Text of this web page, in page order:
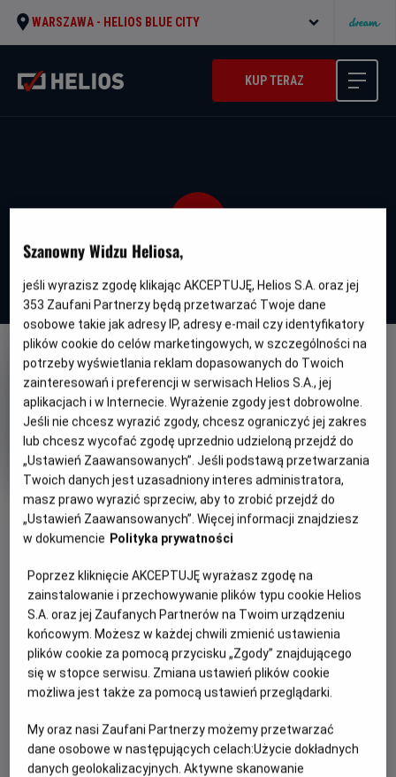
WARSZAWA - HELIOS BLUE CITY
KUP TERAZ
OBSERWUJ
Moja mama gorylica
Gatunek
Animowany
Minimalny
wiek
Od 7 lat
Czas
trwania
76 min
Kraj
i
rok
produkcji
Dania, Norwegia, Szwecja (2020)
PREMIERA
11 lutego 2022
REŻYSERIA
Linda Hamback
SCENARIUSZ
Jan Vierth
OBSADA
Rebecca Gerstmann, Pernilla August, Melinda Kinnaman
WIĘCEJ SZCZEGÓŁÓW
OPIS FILMU
Pewnego dnia przed domem dziecka Czysty Kąt, na
starannie zagrabionej żwirowej alejce, hamuje z piskiem
opon rozklekotane volvo. Wysiada z niego... gorylica!
Przyjechała, by adoptować jedną z sierot. Niemal od razu
wie, które to będzie dziecko. Biedna Jonna! Tak marzyła,
żeby jej mama była elegancka i pachniała perfumami.
Gorylica jest wielka‚ niezgrabna i niechlujnie ubrana. W
Szanowny Widzu Heliosa,
jeśli wyrazisz zgodę klikając AKCEPTUJĘ, Helios S.A. oraz jej
353 Zaufani Partnerzy będą przetwarzać Twoje dane
osobowe takie jak adresy IP, adresy e-mail czy identyfikatory
plików cookie do celów marketingowych, w szczególności na
potrzeby wyświetlania reklam dopasowanych do Twoich
zainteresowań i preferencji w serwisach Helios S.A., jej
aplikacjach i w Internecie. Wyrażenie zgody jest dobrowolne.
Jeśli nie chcesz wyrazić zgody, chcesz ograniczyć jej zakres
lub chcesz wycofać zgodę uprzednio udzieloną przejdź do
„Ustawień Zaawansowanych”. Jeśli podstawą przetwarzania
Twoich danych jest uzasadniony interes administratora,
masz prawo wyrazić sprzeciw, aby to zrobić przejdź do
„Ustawień Zaawansowanych”. Więcej informacji znajdziesz
w dokumencie Polityka prywatności
Poprzez kliknięcie AKCEPTUJĘ wyrażasz zgodę na
zainstalowanie i przechowywanie plików typu cookie Helios
S.A. oraz jej Zaufanych Partnerów na Twoim urządzeniu
końcowym. Możesz w każdej chwili zmienić ustawienia
plików cookie za pomocą przycisku „Zgody” znajdującego
się w stopce serwisu. Zmiana ustawień plików cookie
możliwa jest także za pomocą ustawień przeglądarki.
My oraz nasi Zaufani Partnerzy możemy przetwarzać
dane osobowe w następujących celach:Użycie dokładnych
danych geolokalizacyjnych. Aktywne skanowanie